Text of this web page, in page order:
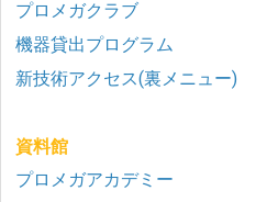
プロメガクラブ
機器貸出プログラム
新技術アクセス(裏メニュー)
資料館
プロメガアカデミー